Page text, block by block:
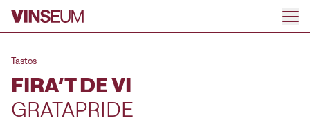
Anar al contingut
Tastos
FIRA’T DE VI
GRATAPRIDE